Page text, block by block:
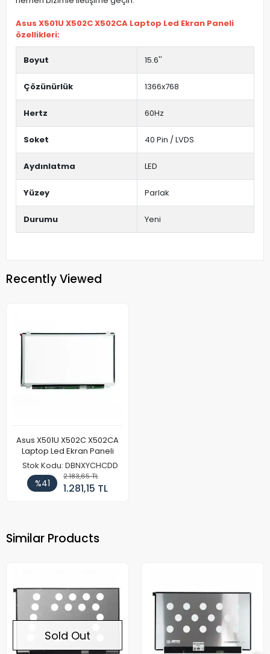
Asus X501U X502C X502CA Laptop Led Ekran Paneli
özellikleri:
Boyut 15.6''
Çözünürlük 1366x768
Hertz 60Hz
Soket 40 Pin / LVDS
Aydınlatma LED
Yüzey Parlak
Durumu Yeni
Recently Viewed
Asus X501U X502C X502CA
Laptop Led Ekran Paneli
Stok Kodu: DBNXYCHCDD
%41
2.183,65 TL
1.281,15 TL
Similar Products
Sold Out